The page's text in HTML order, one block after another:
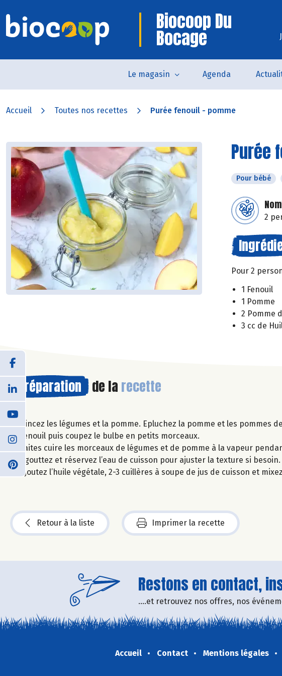
Biocoop Du
Bocage
Le magasin Agenda
Accueil Toutes nos recettes Purée fenouil - pomme
Purée
Pour bébé
2
Pour 2
1 Fenouil
1 Pomme
2 Pomme
3 cc de
Préparation de la recette
Rincez les légumes et la pomme. Epluchez la pomme et les
fenouil puis coupez le bulbe en petits morceaux.
Faites cuire les morceaux de légumes et de pomme à la vapeur
Egouttez et réservez l’eau de cuisson pour ajuster la texture si besoin.
Ajoutez l’huile végétale, 2-3 cuillères à soupe de jus de cuisson et
Retour à la liste Imprimer la recette
Restons en contact,
....et retrouvez nos offres, nos
Accueil Contact Mentions légales